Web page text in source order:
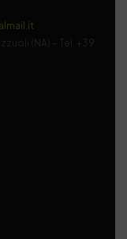
(NA) – Tel. +39